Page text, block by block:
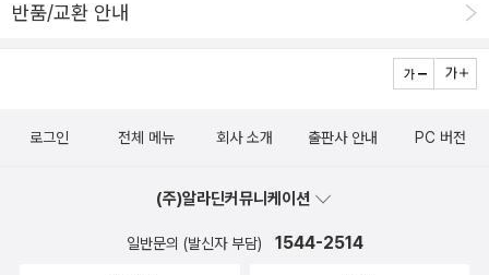
게 된다. 이에 책에서도 현실에 안주하거나 타협하기보단 더 나은 미
된 형태로 소개하고 있다. ​이 과정에서 지난 과거의 사례나 문제점 등
라도 어떤 형태의 경쟁력 확보나 관련 인프라의 개선, 새로운 형태의
다. <서울 경제의 미래를 설계하다> 물론 현상 유지가 더 시급하며
사람들이 느끼는 부정적인 의미나 문제를 더 우선에 둬야 한다는 평
반품/교환 안내
로그인 전체 메뉴 회사 소개 출판사 안내 PC 버전
(주)알라딘커뮤니케이션
일반문의 (발신자 부담) 1544-2514